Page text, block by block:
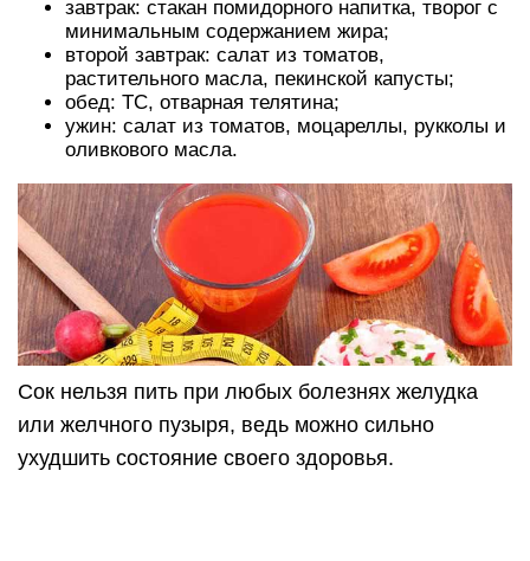
Меню на 7 дней
Для недельной диеты меню более
разнообразное. Допускаются яблоки кислых
сортов, чуть больше белка, овощи, сыры, яйца,
йогурт, творог. Главное правило — вместе с
трапезой съедать не менее двух спелых томатов
или выпивать не меньше стакана сока.
Первый день: